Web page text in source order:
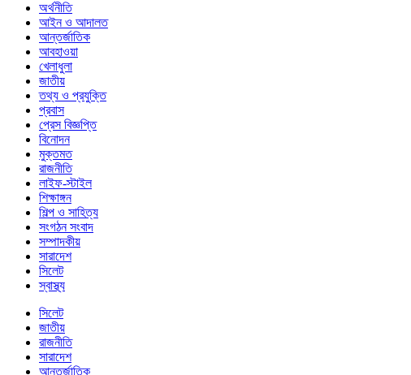
অর্থনীতি
আইন ও আদালত
আন্তর্জাতিক
আবহাওয়া
খেলাধুলা
জাতীয়
তথ্য ও প্রযুক্তি
প্রবাস
প্রেস বিজ্ঞপ্তি
বিনোদন
মুক্তমত
রাজনীতি
লাইফ-স্টাইল
শিক্ষাঙ্গন
শিল্প ও সাহিত্য
সংগঠন সংবাদ
সম্পাদকীয়
সারাদেশ
সিলেট
স্বাস্থ্য
সিলেট
জাতীয়
রাজনীতি
সারাদেশ
আন্তর্জাতিক